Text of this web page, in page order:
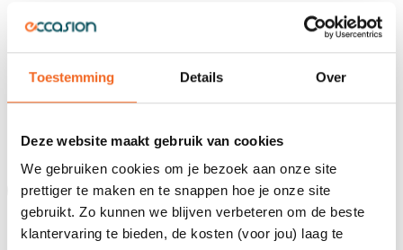
Toestemming Details Over
Deze website maakt gebruik van cookies
We gebruiken cookies om je bezoek aan onze site
prettiger te maken en te snappen hoe je onze site
gebruikt. Zo kunnen we blijven verbeteren om de beste
klantervaring te bieden, de kosten (voor jou) laag te